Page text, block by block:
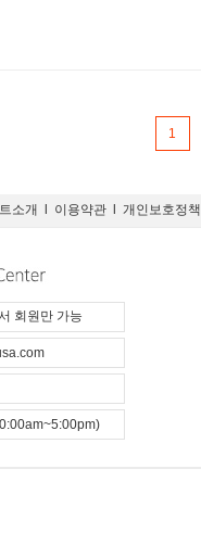
1
소개 이용약관 개인보호정책
회원만 가능